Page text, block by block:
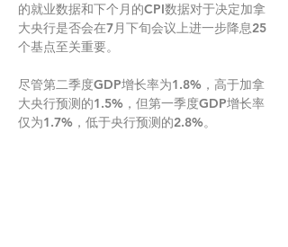
的就业数据和下个月的CPI数据对于决定加拿
大央行是否会在7月下旬会议上进一步降息25
个基点至关重要。
尽管第二季度GDP增长率为1.8%，高于加拿
大央行预测的1.5%，但第一季度GDP增长率
仅为1.7%，低于央行预测的2.8%。